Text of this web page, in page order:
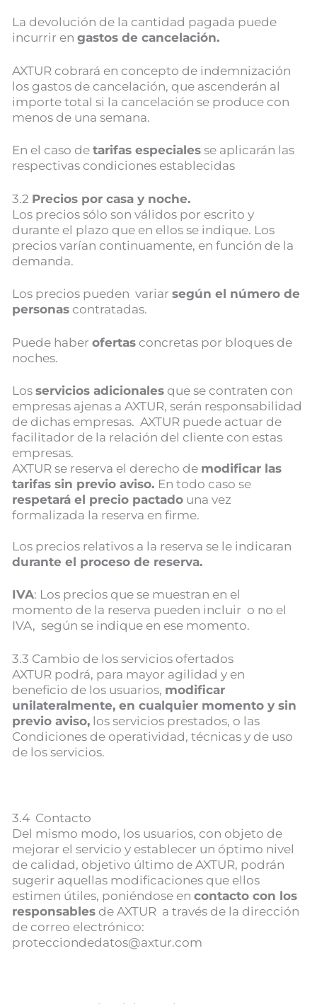
La devolución de la cantidad pagada puede
incurrir en gastos de cancelación.
AXTUR cobrará en concepto de indemnización
los gastos de cancelación, que ascenderán al
importe total si la cancelación se produce con
menos de una semana.
En el caso de tarifas especiales se aplicarán las
respectivas condiciones establecidas
3.2 Precios por casa y noche.
Los precios sólo son válidos por escrito y
durante el plazo que en ellos se indique. Los
precios varían continuamente, en función de la
demanda.
Los precios pueden variar según el número de
personas contratadas.
Puede haber ofertas concretas por bloques de
noches.
Los servicios adicionales que se contraten con
empresas ajenas a AXTUR, serán responsabilidad
de dichas empresas. AXTUR puede actuar de
facilitador de la relación del cliente con estas
empresas.
AXTUR se reserva el derecho de modificar las
tarifas sin previo aviso. En todo caso se
respetará el precio pactado una vez
formalizada la reserva en firme.
Los precios relativos a la reserva se le indicaran
durante el proceso de reserva.
IVA: Los precios que se muestran en el
momento de la reserva pueden incluir o no el
IVA, según se indique en ese momento.
3.3 Cambio de los servicios ofertados
AXTUR podrá, para mayor agilidad y en
beneficio de los usuarios, modificar
unilateralmente, en cualquier momento y sin
previo aviso, los servicios prestados, o las
Condiciones de operatividad, técnicas y de uso
de los servicios.
3.4 Contacto
Del mismo modo, los usuarios, con objeto de
mejorar el servicio y establecer un óptimo nivel
de calidad, objetivo último de AXTUR, podrán
sugerir aquellas modificaciones que ellos
estimen útiles, poniéndose en contacto con los
responsables de AXTUR a través de la dirección
de correo electrónico:
protecciondedatos@axtur.com